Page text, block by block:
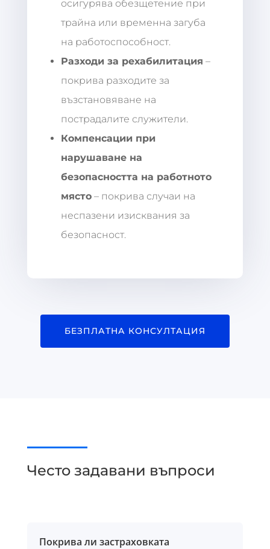
осигурява обезщетение при
трайна или временна загуба
на работоспособност.
Разходи за рехабилитация –
покрива разходите за
възстановяване на
пострадалите служители.
Компенсации при
нарушаване на
безопасността на работното
място– покрива случаи на
неспазени изисквания за
безопасност.
БЕЗПЛАТНА КОНСУЛТАЦИЯ
Често задавани въпроси
Покрива ли застраховката